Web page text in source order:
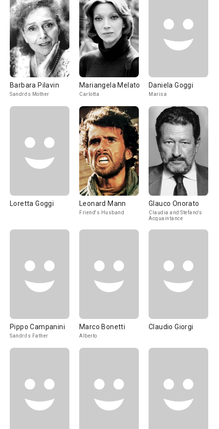
Barbara Pilavin
Sandro's Mother
Mariangela Melato
Carlotta
Daniela Goggi
Marisa
Loretta Goggi Leonard Mann
Friend's Husband
Glauco Onorato
Claudia and Stefano's
Acquaintance
Pippo Campanini
Sandro's Father
Marco Bonetti
Alberto
Claudio Giorgi